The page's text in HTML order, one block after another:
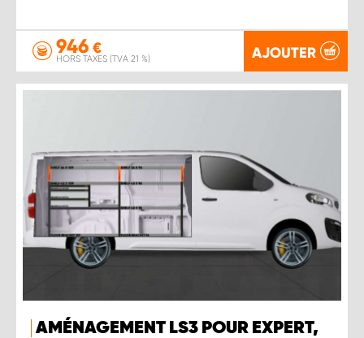
946 €
HORS TAXES (TVA 21 %) AJOUTER
AMÉNAGEMENT LS3 POUR EXPERT,